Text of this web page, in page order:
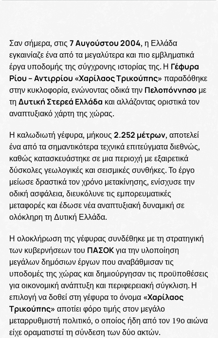
Σαν σήμερα, στις 7 Αυγούστου 2004, η Ελλάδα
εγκαινίαζε ένα από τα μεγαλύτερα και πιο εμβληματικά
έργα υποδομής της σύγχρονης ιστορίας της. Η Γέφυρα
Ρίου – Αντιρρίου «Χαρίλαος Τρικούπης» παραδόθηκε
στην κυκλοφορία, ενώνοντας οδικά την Πελοπόννησομε
τη Δυτική Στερεά Ελλάδα και αλλάζοντας οριστικά τον
αναπτυξιακό χάρτη της χώρας.
Η καλωδιωτή γέφυρα, μήκους 2.252 μέτρων, αποτελεί
ένα από τα σημαντικότερα τεχνικά επιτεύγματα διεθνώς,
καθώς κατασκευάστηκε σε μια περιοχή με εξαιρετικά
δύσκολες γεωλογικές και σεισμικές συνθήκες. Το έργο
μείωσε δραστικά τον χρόνο μετακίνησης, ενίσχυσε την
οδική ασφάλεια, διευκόλυνε τις εμπορευματικές
μεταφορές και έδωσε νέα αναπτυξιακή δυναμική σε
ολόκληρη τη Δυτική Ελλάδα.
Η ολοκλήρωση της γέφυρας συνδέθηκε με τη στρατηγική
των κυβερνήσεων του ΠΑΣΟΚγια την υλοποίηση
μεγάλων δημόσιων έργων που αναβάθμισαν τις
υποδομές της χώρας και δημιούργησαν τις προϋποθέσεις
για οικονομική ανάπτυξη και περιφερειακή σύγκλιση. Η
επιλογή να δοθεί στη γέφυρα το όνομα «Χαρίλαος
Τρικούπης» αποτίει φόρο τιμής στον μεγάλο
μεταρρυθμιστή πολιτικό, ο οποίος ήδη από τον 19ο αιώνα
είχε οραματιστεί τη σύνδεση των δύο ακτών.